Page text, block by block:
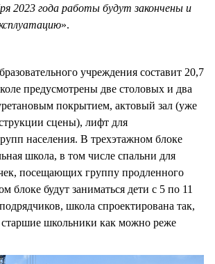
2023 года работы будут закончены и
».
учреждения составит 20,7
предусмотрены две столовых и два
покрытием, актовый зал (уже
сцены), лифт для
населения. В трехэтажном блоке
школа, в том числе спальни для
посещающих группу продленного
блоке будут заниматься дети с 5 по 11
школа спроектирована так,
школьники как можно реже